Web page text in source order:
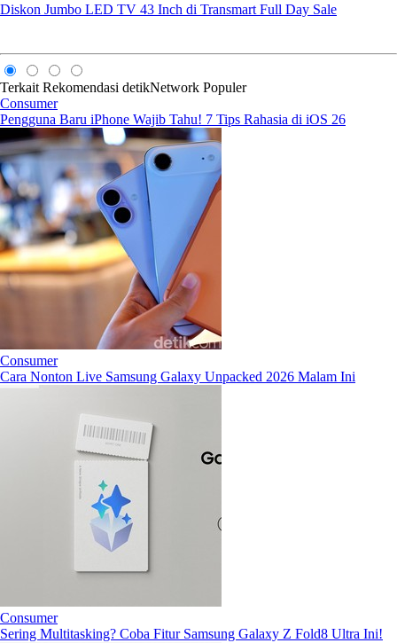
Diskon Jumbo LED TV 43 Inch di Transmart Full Day Sale
Terkait Rekomendasi detikNetwork Populer
Consumer
Pengguna Baru iPhone Wajib Tahu! 7 Tips Rahasia di iOS 26
Consumer
Cara Nonton Live Samsung Galaxy Unpacked 2026 Malam Ini
Consumer
Sering Multitasking? Coba Fitur Samsung Galaxy Z Fold8 Ultra Ini!